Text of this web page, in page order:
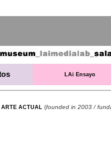
LAi Ensayo
ARTE ACTUAL (founded in 2003 /